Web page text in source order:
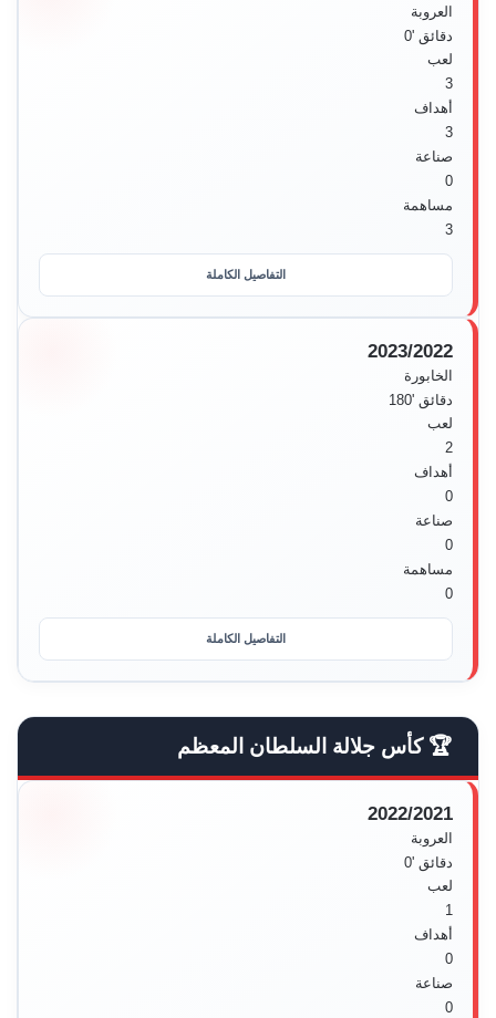
العروبة
دقائق '0
لعب
3
أهداف
3
صناعة
0
مساهمة
3
التفاصيل الكاملة
2023/2022
الخابورة
دقائق '180
لعب
2
أهداف
0
صناعة
0
مساهمة
0
التفاصيل الكاملة
🏆 كأس جلالة السلطان المعظم
2022/2021
العروبة
دقائق '0
لعب
1
أهداف
0
صناعة
0